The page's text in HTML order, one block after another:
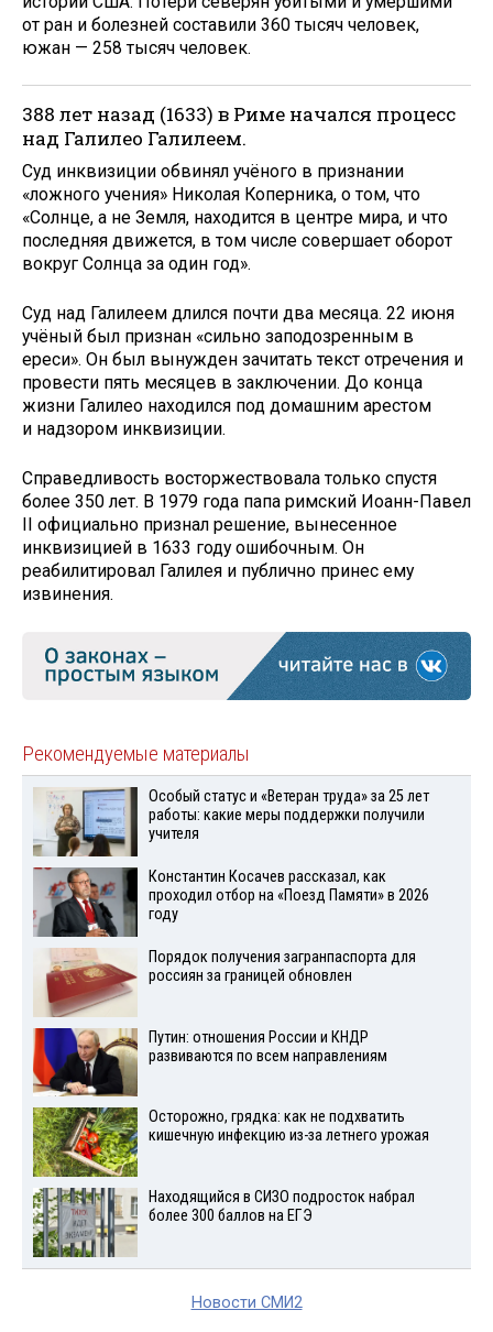
от ран и болезней составили 360 тысяч человек,
южан — 258 тысяч человек.
388 лет назад (1633) в Риме начался процесс
над Галилео Галилеем.
Суд инквизиции обвинял учёного в признании
«ложного учения» Николая Коперника, о том, что
«Солнце, а не Земля, находится в центре мира, и что
последняя движется, в том числе совершает оборот
вокруг Солнца за один год».
Суд над Галилеем длился почти два месяца. 22 июня
учёный был признан «сильно заподозренным в
ереси». Он был вынужден зачитать текст отречения и
провести пять месяцев в заключении. До конца
жизни Галилео находился под домашним арестом
и надзором инквизиции.
Справедливость восторжествовала только спустя
более 350 лет. В 1979 года папа римский Иоанн-Павел
II официально признал решение, вынесенное
инквизицией в 1633 году ошибочным. Он
реабилитировал Галилея и публично принес ему
извинения.
Рекомендуемые материалы
Особый статус и «Ветеран труда» за 25 лет
работы: какие меры поддержки получили
учителя
Константин Косачев рассказал, как
проходил отбор на «Поезд Памяти» в 2026
году
Порядок получения загранпаспорта для
россиян за границей обновлен
Путин: отношения России и КНДР
развиваются по всем направлениям
Осторожно, грядка: как не подхватить
кишечную инфекцию из-за летнего урожая
Находящийся в СИЗО подросток набрал
более 300 баллов на ЕГЭ
Новости СМИ2